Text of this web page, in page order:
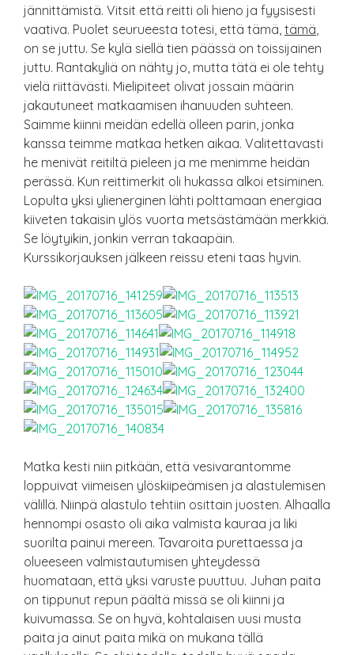
jännittämistä. Vitsit että reitti oli hieno ja fyysisesti
vaativa. Puolet seurueesta totesi, että tämä, tämä,
on se juttu. Se kylä siellä tien päässä on toissijainen
juttu. Rantakyliä on nähty jo, mutta tätä ei ole tehty
vielä riittävästi. Mielipiteet olivat jossain määrin
jakautuneet matkaamisen ihanuuden suhteen.
Saimme kiinni meidän edellä olleen parin, jonka
kanssa teimme matkaa hetken aikaa. Valitettavasti
he menivät reitiltä pieleen ja me menimme heidän
perässä. Kun reittimerkit oli hukassa alkoi etsiminen.
Lopulta yksi ylienerginen lähti polttamaan energiaa
kiiveten takaisin ylös vuorta metsästämään merkkiä.
Se löytyikin, jonkin verran takaapäin.
Kurssikorjauksen jälkeen reissu eteni taas hyvin.
Matka kesti niin pitkään, että vesivarantomme
loppuivat viimeisen ylöskiipeämisen ja alastulemisen
välillä. Niinpä alastulo tehtiin osittain juosten. Alhaalla
hennompi osasto oli aika valmista kauraa ja liki
suorilta painui mereen. Tavaroita purettaessa ja
olueeseen valmistautumisen yhteydessä
huomataan, että yksi varuste puuttuu. Juhan paita
on tippunut repun päältä missä se oli kiinni ja
kuivumassa. Se on hyvä, kohtalaisen uusi musta
paita ja ainut paita mikä on mukana tällä